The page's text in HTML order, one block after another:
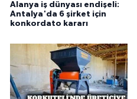
Alanya iş dünyası endişeli:
Antalya'da 6 şirket için
konkordato kararı